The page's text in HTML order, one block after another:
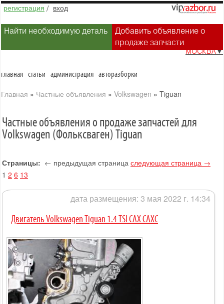
регистрация / вход
Найти необходимую деталь
Добавить объявление о
продаже запчасти
МОСКВА▼
главная статьи администрация авторазборки
Главная » Частные объявления » Volkswagen » Tiguan
Частные объявления о продаже запчастей для
Volkswagen (Фольксваген) Tiguan
Страницы: ← предыдущая страница следующая страница →
1 2 6 13
дата размещения: 3 мая 2022 г. 14:34
Двигатель Volkswagen Tiguan 1.4 TSI CAX CAXC